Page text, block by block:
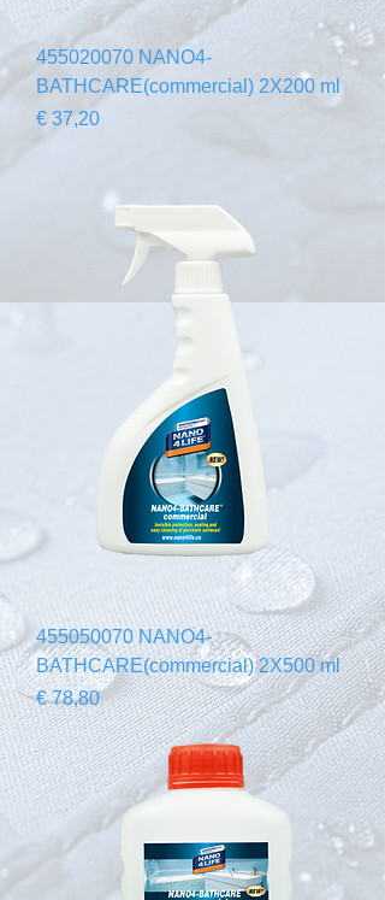
455020070 NANO4-
BATHCARE(commercial) 2X200 ml
Preço
€ 37,20
455050070 NANO4-
BATHCARE(commercial) 2X500 ml
Preço
€ 78,80